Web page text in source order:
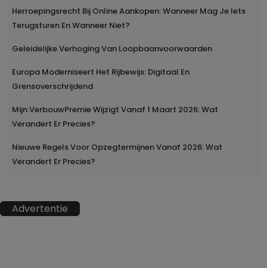
Herroepingsrecht Bij Online Aankopen: Wanneer Mag Je Iets
Terugsturen En Wanneer Niet?
Geleidelijke Verhoging Van Loopbaanvoorwaarden
Europa Moderniseert Het Rijbewijs: Digitaal En
Grensoverschrijdend
Mijn VerbouwPremie Wijzigt Vanaf 1 Maart 2026: Wat
Verandert Er Precies?
Nieuwe Regels Voor Opzegtermijnen Vanaf 2026: Wat
Verandert Er Precies?
Advertentie